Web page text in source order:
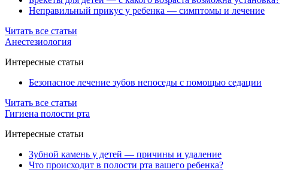
Неправильный прикус у ребенка — симптомы и лечение
Читать все статьи
Анестезиология
Интересные статьи
Безопасное лечение зубов непоседы с помощью седации
Читать все статьи
Гигиена полости рта
Интересные статьи
Зубной камень у детей — причины и удаление
Что происходит в полости рта вашего ребенка?